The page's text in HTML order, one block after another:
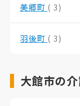
美郷町 ( 3)
羽後町 ( 3)
大館市の